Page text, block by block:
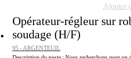
Opérateur-régleur sur
soudage (H/F)
95 - ARGENTEUIL
Ajouter